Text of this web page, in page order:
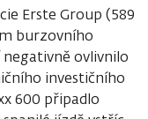
Erste Group (589
burzovního
ovlivnilo
investičního
600 připadlo